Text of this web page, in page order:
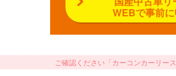
WEBで事前
ご確認ください「カーコンカーリー